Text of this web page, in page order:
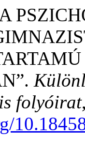
folyóirat